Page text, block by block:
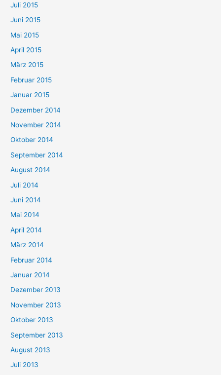
Juli 2015
Juni 2015
Mai 2015
April 2015
März 2015
Februar 2015
Januar 2015
Dezember 2014
November 2014
Oktober 2014
September 2014
August 2014
Juli 2014
Juni 2014
Mai 2014
April 2014
März 2014
Februar 2014
Januar 2014
Dezember 2013
November 2013
Oktober 2013
September 2013
August 2013
Juli 2013